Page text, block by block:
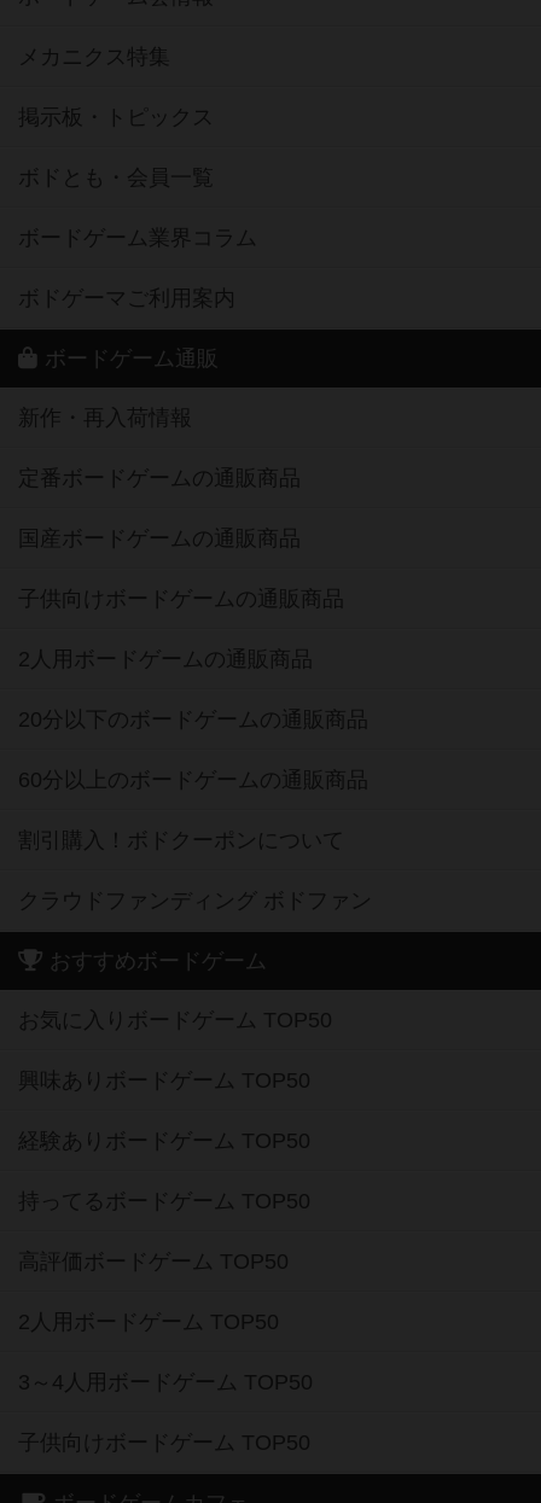
メカニクス特集
掲示板・トピックス
ボドとも・会員一覧
ボードゲーム業界コラム
ボドゲーマご利用案内
ボードゲーム通販
新作・再入荷情報
定番ボードゲームの通販商品
国産ボードゲームの通販商品
子供向けボードゲームの通販商品
2人用ボードゲームの通販商品
20分以下のボードゲームの通販商品
60分以上のボードゲームの通販商品
割引購入！ボドクーポンについて
クラウドファンディング ボドファン
おすすめボードゲーム
お気に入りボードゲーム TOP50
興味ありボードゲーム TOP50
経験ありボードゲーム TOP50
持ってるボードゲーム TOP50
高評価ボードゲーム TOP50
2人用ボードゲーム TOP50
3～4人用ボードゲーム TOP50
子供向けボードゲーム TOP50